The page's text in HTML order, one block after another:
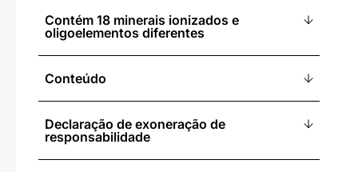
Contém 18 minerais ionizados e
oligoelementos diferentes
Conteúdo
Declaração de exoneração de
responsabilidade